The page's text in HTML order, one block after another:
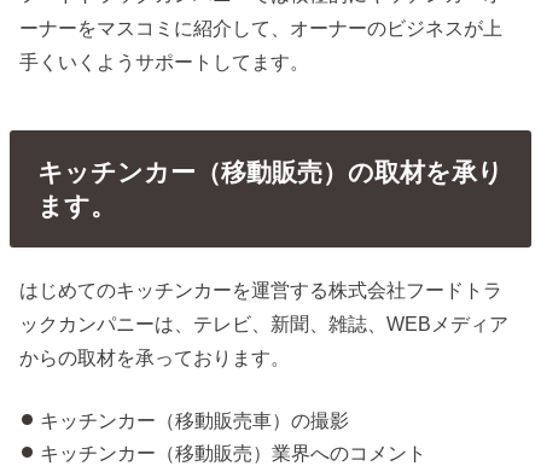
ーナーをマスコミに紹介して、オーナーのビジネスが上
手くいくようサポートしてます。
キッチンカー（移動販売）の取材を承り
ます。
はじめてのキッチンカーを運営する株式会社フードトラ
ックカンパニーは、テレビ、新聞、雑誌、WEBメディア
からの取材を承っております。
キッチンカー（移動販売車）の撮影
キッチンカー（移動販売）業界へのコメント